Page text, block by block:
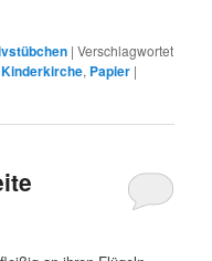
|Verschlagwortet
Kinderkirche, Papier |